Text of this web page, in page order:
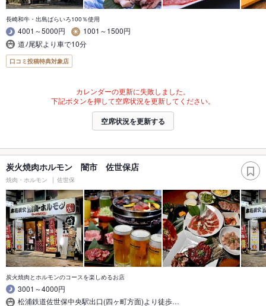
長崎和牛・出島ばらいろ100％使用
4001～5000円
1001～1500円
道ﾉ尾駅より車で10分
口コミ投稿特典対象店
カレンダーの更新に失敗しました。
下記ボタンを押して空席状況を更新してください。
空席状況を更新する
炭火焼肉ホルモン 闇市 佐世保店
焼肉・ホルモン 佐世保
炭火焼肉とホルモンのコースを楽しめるお店
3001～4000円
松浦鉄道佐世保中央駅出口(四ヶ町方面)より徒歩…